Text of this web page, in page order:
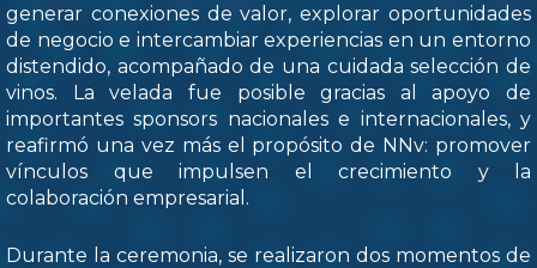
generar conexiones de valor, explorar oportunidades
de negocio e intercambiar experiencias en un entorno
distendido, acompañado de una cuidada selección de
vinos. La velada fue posible gracias al apoyo de
importantes sponsors nacionales e internacionales, y
reafirmó una vez más el propósito de NNv: promover
vínculos que impulsen el crecimiento y la
colaboración empresarial.
Durante la ceremonia, se realizaron dos momentos de